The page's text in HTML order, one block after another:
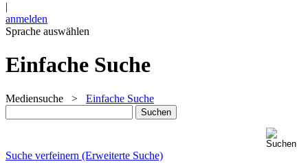
|
anmelden
Sprache auswählen
Einfache Suche
Mediensuche > Einfache Suche
Suche verfeinern (Erweiterte Suche)